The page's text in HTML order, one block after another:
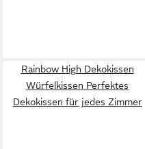
Rainbow High Dekokissen
Würfelkissen Perfektes
Dekokissen für jedes Zimmer